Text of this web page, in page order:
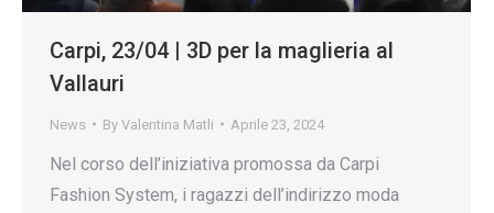
Carpi, 23/04 | 3D per la maglieria al
Vallauri
News By Valentina Matli Aprile 23, 2024
Nel corso dell’iniziativa promossa da Carpi
Fashion System, i ragazzi dell’indirizzo moda